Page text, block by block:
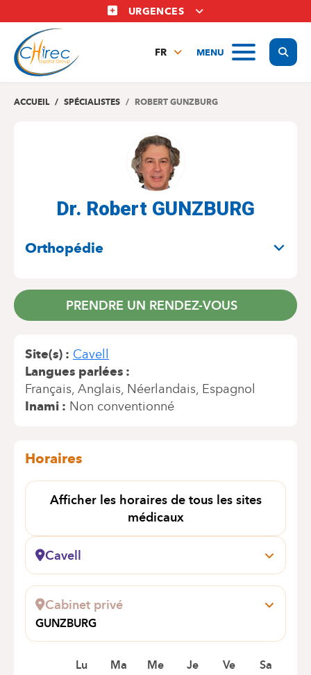
au
contenu
principal
URGENCES
MENU
FR
EN
ACCUEIL SPÉCIALISTES ROBERT GUNZBURG
Dr. Robert GUNZBURG
Orthopédie
PRENDRE UN RENDEZ-VOUS
Site(s)
Cavell
Langues parlées
Français Anglais Néerlandais Espagnol
Inami
Non conventionné
Horaires
Afficher les horaires de tous les sites
médicaux
Cavell
Général Lotz, 37
1180 Uccle
Prendre rendez-vous en ligne
Cabinet privé
GUNZBURG
ALBERT BIESMANSLAAN 29
Lu Ma Me Je Ve Sa